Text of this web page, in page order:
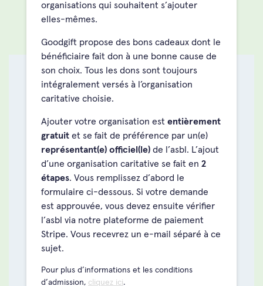
organisations qui souhaitent s’ajouter
elles-mêmes.
Goodgift propose des bons cadeaux dont le
bénéficiaire fait don à une bonne cause de
son choix. Tous les dons sont toujours
intégralement versés à l’organisation
caritative choisie.
Ajouter votre organisation est entièrement
gratuit et se fait de préférence par un(e)
représentant(e) officiel(le) de l’asbl. L’ajout
d’une organisation caritative se fait en 2
étapes. Vous remplissez d’abord le
formulaire ci-dessous. Si votre demande
est approuvée, vous devez ensuite vérifier
l’asbl via notre plateforme de paiement
Stripe. Vous recevrez un e-mail séparé à ce
sujet.
Pour plus d’informations et les conditions
d’admission, cliquez ici.